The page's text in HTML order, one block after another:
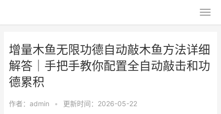
增量木鱼无限功德自动敲木鱼方法详细
解答｜手把手教你配置全自动敲击和功
德累积
作者： admin • 更新时间：2026-05-22